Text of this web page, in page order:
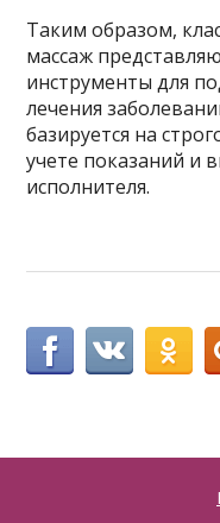
Таким образом,
массаж
инструменты для
лечения
базируется на
учете показаний и
исполнителя.